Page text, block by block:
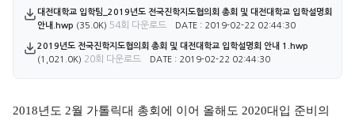
첨부파일
대전대학교 입학팀_2019년도 전국진학지도협의회 총회 및 대전대학교 입학설명회
안내.hwp (35.0K) 54회 다운로드 DATE : 2019-02-22 02:44:30
2019년도 전국진학지도협의회 총회 및 대전대학교 입학설명회 안내 1.hwp
(1,021.0K) 20회 다운로드 DATE : 2019-02-22 02:44:30
본문
2018년도 2월 가톨릭대 총회에 이어 올해도 2020대입 준비의